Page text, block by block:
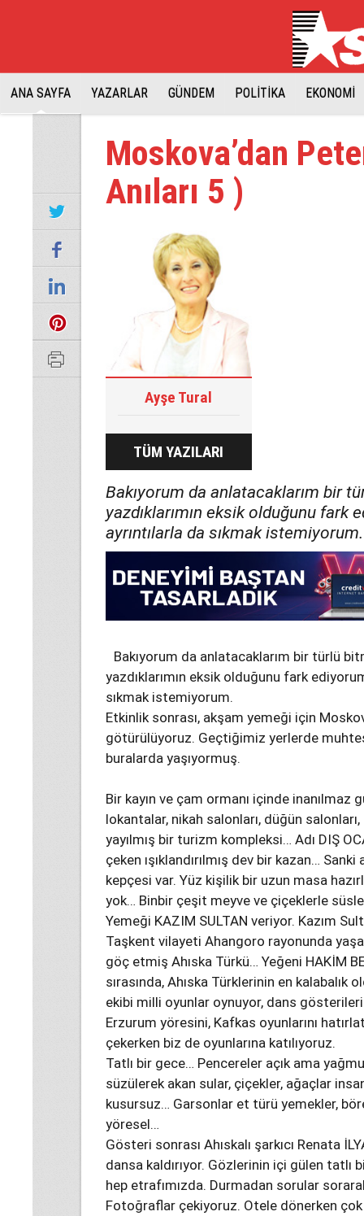
ANA SAYFA YAZARLAR GÜNDEM POLİTİKA EKONOMİ
Moskova’dan
Anıları 5 )
Ayşe Tural
TÜM YAZILARI
Bakıyorum da anlatacaklarım bir
yazdıklarımın eksik olduğunu fark
ayrıntılarla da sıkmak istemiyorum.
Bakıyorum da anlatacaklarım bir türlü
yazdıklarımın eksik olduğunu fark
sıkmak istemiyorum.
Etkinlik sonrası, akşam yemeği için
götürülüyoruz. Geçtiğimiz yerlerde
buralarda yaşıyormuş.
Bir kayın ve çam ormanı içinde
lokantalar, nikah salonları, düğün
yayılmış bir turizm kompleksi… Adı DIŞ
çeken ışıklandırılmış dev bir kazan…
kepçesi var. Yüz kişilik bir uzun masa
yok… Binbir çeşit meyve ve çiçeklerle
Yemeği KAZIM SULTAN veriyor. Kazım
Taşkent vilayeti Ahangoro rayonunda
göç etmiş Ahıska Türkü… Yeğeni HAKİM
sırasında, Ahıska Türklerinin en kalabalık
ekibi milli oyunlar oynuyor, dans
Erzurum yöresini, Kafkas oyunlarını
çekerken biz de oyunlarına katılıyoruz.
Tatlı bir gece… Pencereler açık ama
süzülerek akan sular, çiçekler, ağaçlar
kusursuz… Garsonlar et türü yemekler,
yöresel…
Gösteri sonrası Ahıskalı şarkıcı Renata
dansa kaldırıyor. Gözlerinin içi gülen tatlı
hep etrafımızda. Durmadan sorular
Fotoğraflar çekiyoruz. Otele dönerken